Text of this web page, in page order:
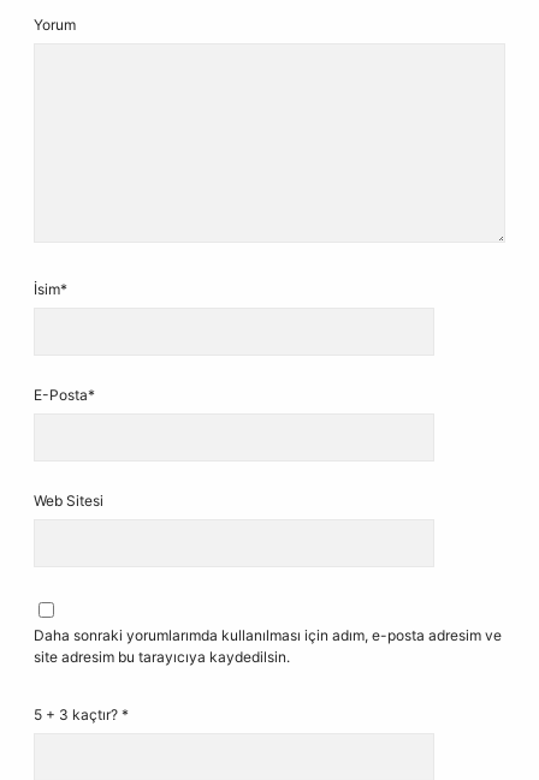
Yorum
İsim*
E-Posta*
Web Sitesi
Daha sonraki yorumlarımda kullanılması için adım, e-posta adresim ve
site adresim bu tarayıcıya kaydedilsin.
5 + 3 kaçtır? *